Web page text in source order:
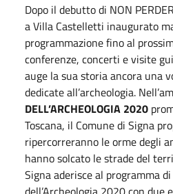
Dopo il debutto di NON
a Villa Castelletti inaugurato
programmazione fino al
conferenze, concerti e visite
auge la sua storia ancora una
dedicate all’archeologia.
DELL’ARCHEOLOGIA 2020
Toscana, il Comune di Signa
ripercorreranno le orme degli
hanno solcato le strade del
Signa aderisce al programma